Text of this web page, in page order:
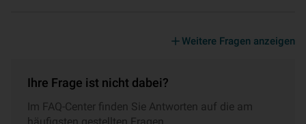
Weitere Fragen anzeigen
Ihre Frage ist nicht dabei?
Im FAQ-Center finden Sie Antworten auf die am